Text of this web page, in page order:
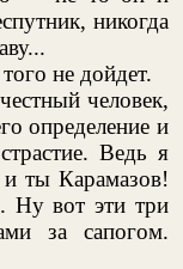
никогда
не дойдет.
человек,
определение и
Ведь я
и ты Карамазов!
Ну вот эти три
за сапогом.